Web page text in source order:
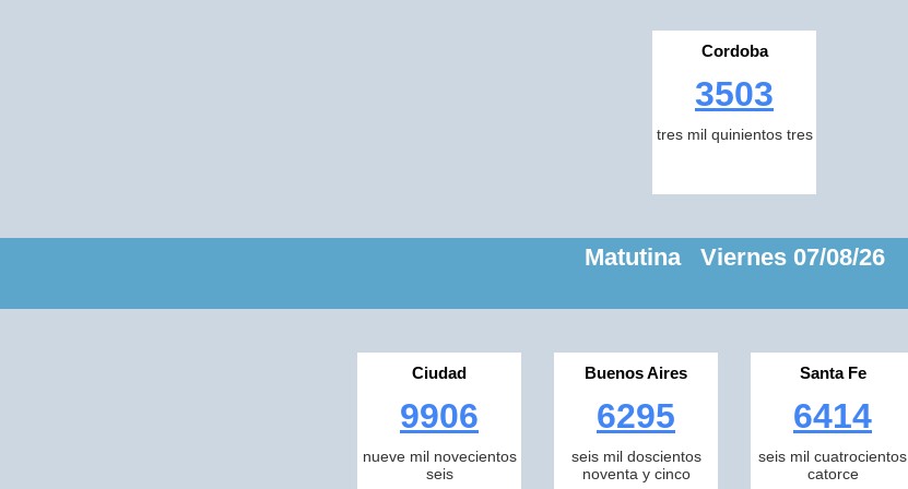
Cordoba
3503
tres mil quinientos tres
Matutina Viernes 07/08/26
Ciudad
9906
nueve mil novecientos
seis
Buenos Aires
6295
seis mil doscientos
noventa y cinco
Santa Fe
6414
seis mil cuatrocientos
catorce